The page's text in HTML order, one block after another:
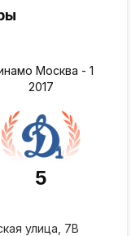
Москва - 1
2017
5
улица, 7В